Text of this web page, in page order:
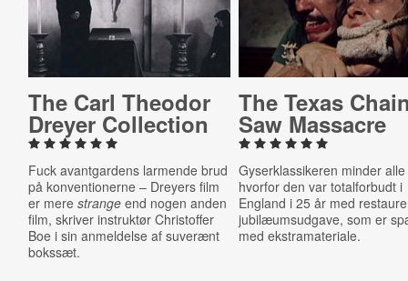
The Carl Theodor
Dreyer Col­lec­tion
Fuck avantgardens larmende brud
på konventionerne – Dreyers film
er mere strange end nogen anden
film, skriver instruktør Christoffer
Boe i sin anmeldelse af suverænt
bokssæt.
The Texas
Saw Massacre
Gyserklassikeren minder
hvorfor den var totalforbudt i
England i 25 år med
jubilæumsudgave, som er
med ekstramateriale.